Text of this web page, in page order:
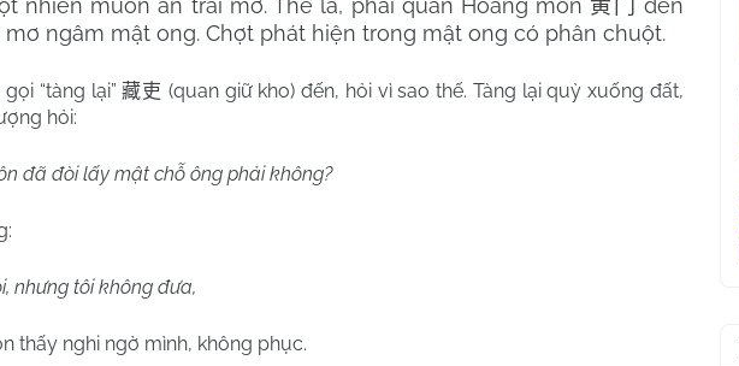
nhiên muốn ăn trái mơ. Thế là, phái quan Hoàng môn 黄门
đến
ngâm mật ong. Chợt phát hiện trong mật ong có phân chuột.
“tàng lại”藏吏 (quan giữ kho) đến, hỏi vì sao thế. Tàng lại quỳ xuống đất,
hỏi:
đã đòi lấy mật chỗ ông phải không?
nhưng tôi không đưa,
thấy nghi ngờ mình, không phục.